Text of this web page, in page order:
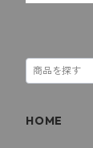
HOME